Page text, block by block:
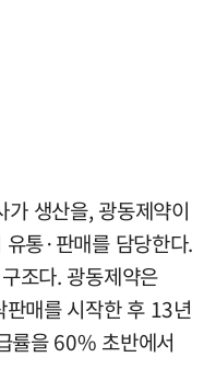
가 생산을, 광동제약이
통·판매를 담당한다.
조다. 광동제약은
매를 시작한 후 13년
률을 60% 초반에서